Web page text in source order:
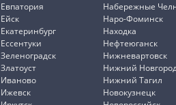
Евпатория
Ейск
Екатеринбург
Ессентуки
Зеленоградск
Златоуст
Иваново
Ижевск
Набережные
Наро-Фоминск
Находка
Нефтеюганск
Нижневартовск
Нижний
Нижний Тагил
Новокузнецк